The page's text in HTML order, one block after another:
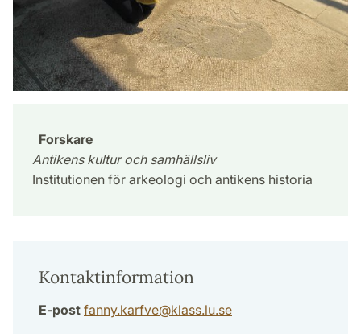
Forskare
Antikens kultur och samhällsliv
Institutionen för arkeologi och antikens historia
Kontaktinformation
E-post fanny.karfve@klass.lu.se